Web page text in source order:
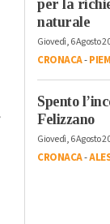
per la
naturale
Giovedì, 6 Agosto
CRONACA-
Spento
Felizzano
Giovedì, 6 Agosto
CRONACA-